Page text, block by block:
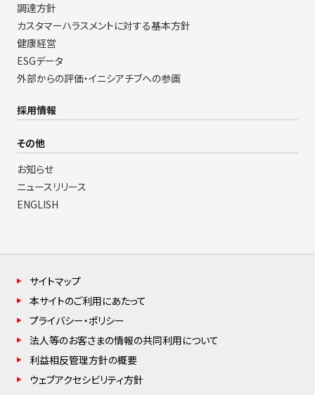
調達方針
カスタマーハラスメントに対する基本方針
健康経営
ESGデータ
外部からの評価・イニシアチブへの参画
採用情報
その他
お知らせ
ニュースリリース
ENGLISH
サイトマップ
本サイトのご利用にあたって
プライバシー・ポリシー
法人等のお客さまの情報の共同利用について
利益相反管理方針の概要
ウェブアクセシビリティ方針